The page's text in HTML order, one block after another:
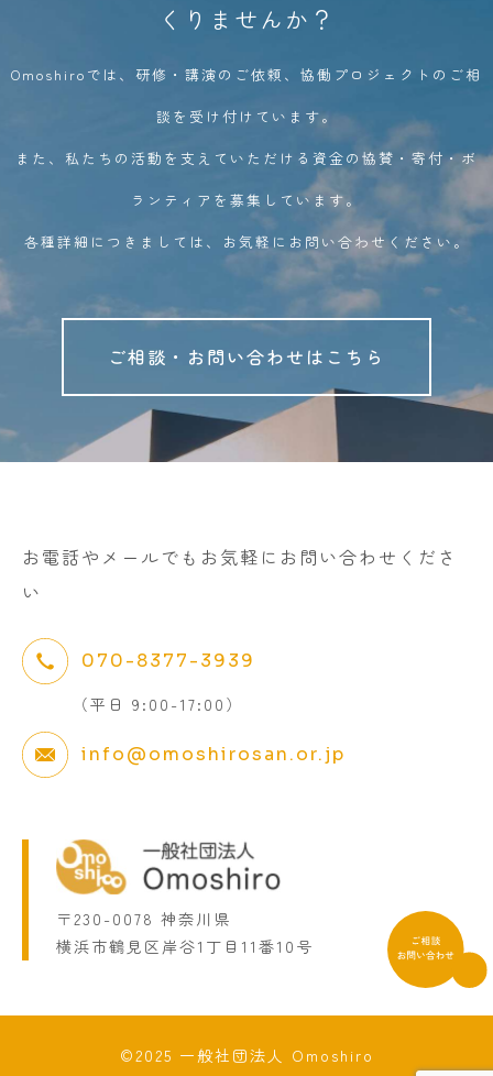
くりませんか？
Omoshiroでは、研修・講演のご依頼、協働プロジェクトのご相
談を受け付けています。
また、私たちの活動を支えていただける資金の協賛・寄付・ボ
ランティアを募集しています。
各種詳細につきましては、お気軽にお問い合わせください。
ご相談・お問い合わせはこちら
お電話やメールでもお気軽にお問い合わせくださ
い
070-8377-3939
（平日 9:00-17:00）
info@omoshirosan.or.jp
〒230-0078 神奈川県
横浜市鶴見区岸谷1丁目11番10号
©2025 一般社団法人 Omoshiro